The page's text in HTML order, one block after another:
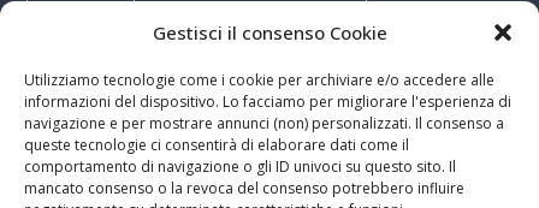
Gestisci il consenso Cookie
Utilizziamo tecnologie come i cookie per archiviare e/o accedere alle
informazioni del dispositivo. Lo facciamo per migliorare l'esperienza di
navigazione e per mostrare annunci (non) personalizzati. Il consenso a
queste tecnologie ci consentirà di elaborare dati come il
comportamento di navigazione o gli ID univoci su questo sito. Il
mancato consenso o la revoca del consenso potrebbero influire
08:00-12:00 14:00-18:30
Venerdì
08:00-12:00 14:00-18:30
Sabato
08:00-12:00